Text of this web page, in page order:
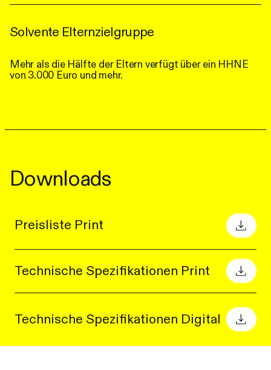
Solvente Elternzielgruppe
Mehr als die Hälfte der Eltern verfügt über ein HHNE
von 3.000 Euro und mehr.
Downloads
Preisliste Print
Technische Spezifikationen Print
Technische Spezifikationen Digital